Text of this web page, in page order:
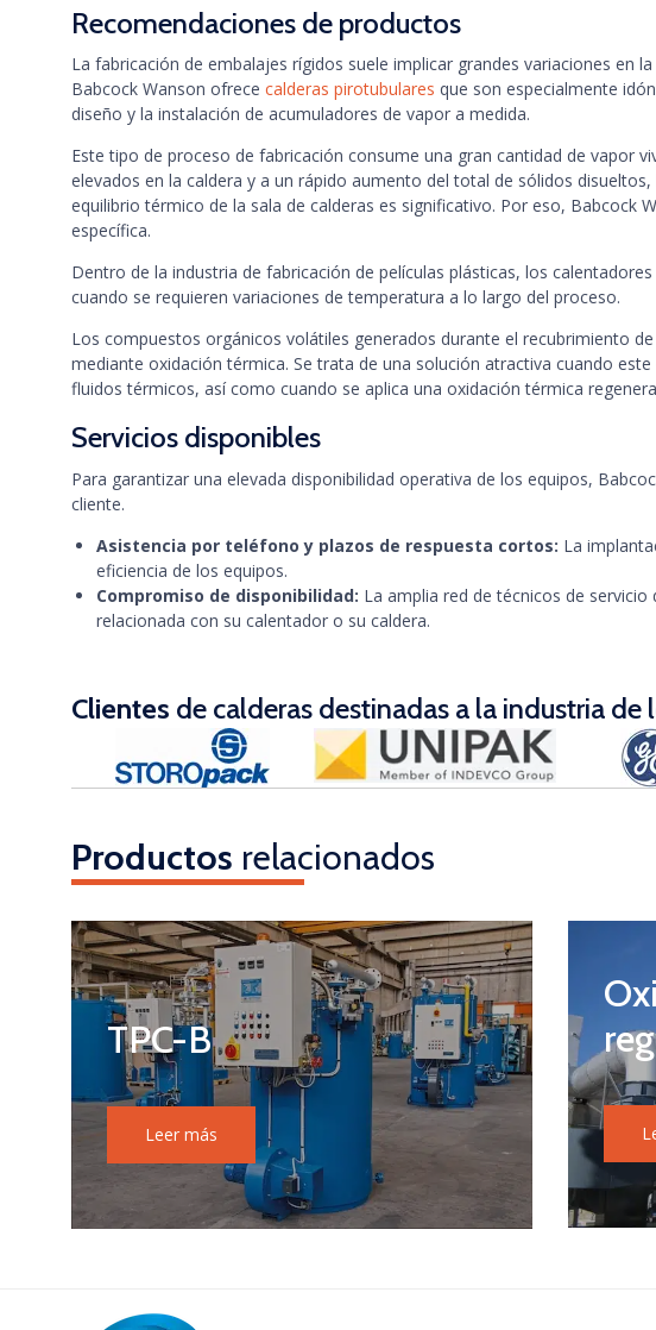
Recomendaciones de productos
La fabricación de embalajes rígidos suele implicar grandes variaciones en
Babcock Wanson ofrece calderas pirotubulares que son especialmente
diseño y la instalación de acumuladores de vapor a medida.
Este tipo de proceso de fabricación consume una gran cantidad de vapor
elevados en la caldera y a un rápido aumento del total de sólidos
equilibrio térmico de la sala de calderas es significativo. Por eso, Babcock
específica.
Dentro de la industria de fabricación de películas plásticas, los
cuando se requieren variaciones de temperatura a lo largo del proceso.
Los compuestos orgánicos volátiles generados durante el recubrimiento
mediante oxidación térmica. Se trata de una solución atractiva cuando
fluidos térmicos, así como cuando se aplica una oxidación térmica
Servicios disponibles
Para garantizar una elevada disponibilidad operativa de los equipos,
cliente.
Asistencia por teléfono y plazos de respuesta cortos: La
eficiencia de los equipos.
Compromiso de disponibilidad: La amplia red de técnicos de
relacionada con su calentador o su caldera.
Clientes de calderas destinadas a la industria
Productos relacionados
Leer más
TPC-B